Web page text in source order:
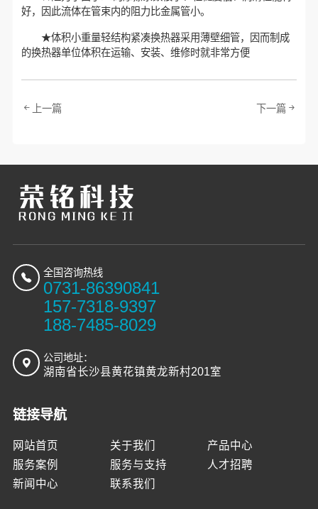
好，因此流体在管束内的阻力比金属管小。
★体积小重量轻结构紧凑换热器采用薄壁细管，因而制成
的换热器单位体积在运输、安装、维修时就非常方便
上一篇 下一篇
全国咨询热线
0731-86390841
157-7318-9397
188-7485-8029
公司地址：
湖南省长沙县黄花镇黄龙新村201室
链接导航
网站首页 关于我们
产品中心
服务案例
服务与支持
人才招聘
新闻中心
联系我们